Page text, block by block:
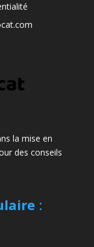
la mise en
des conseils
: